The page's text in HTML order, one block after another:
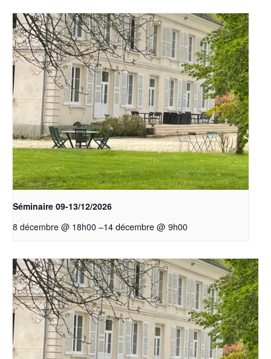
Séminaire 09-13/12/2026
8 décembre @ 18h00 –14 décembre @ 9h00